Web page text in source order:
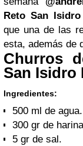
Reto San
que una de las
esta, además de
Churros
San Isidro
Ingredientes:
500 ml de agua.
300 gr de
5 gr de sal.